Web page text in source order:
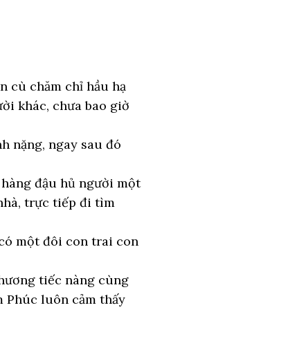
cù chăm chỉ hầu hạ
khác, chưa bao giờ
nặng, ngay sau đó
đậu hủ người một
trực tiếp đi tìm
một đôi con trai con
tiếc nàng cùng
Phúc luôn cảm thấy